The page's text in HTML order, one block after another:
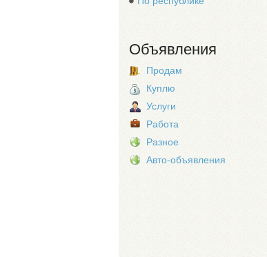
Объявления
Продам
Куплю
Услуги
Работа
Разное
Авто-объявления